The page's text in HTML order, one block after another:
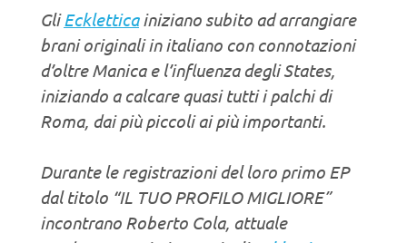
GliEckletticainiziano subito ad arrangiare
brani originali in italiano con connotazioni
d’oltre Manica e l’influenza degli States,
iniziando a calcare quasi tutti i palchi di
Roma, dai più piccoli ai più importanti.
Durante le registrazioni del loro primo EP
dal titolo “IL TUO PROFILO MIGLIORE”
incontrano Roberto Cola, attuale